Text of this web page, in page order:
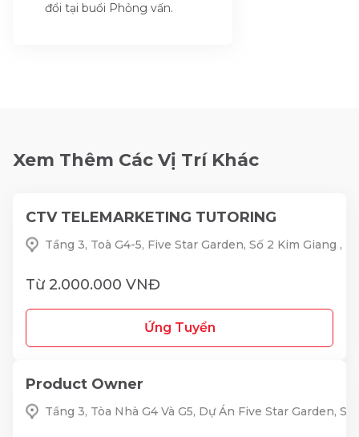
đổi tại buổi Phỏng vấn.
Xem Thêm Các Vị Trí Khác
CTV TELEMARKETING TUTORING
Tầng 3, Toà G4-5, Five Star Garden, Số 2 Kim Giang ,
Từ 2.000.000 VNĐ
Ứng Tuyển
Product Owner
Tầng 3, Tòa Nhà G4 Và G5, Dự Án Five Star Garden,